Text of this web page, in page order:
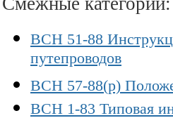
ВСН 51-88
путепроводов
ВСН 57-88(р)
ВСН 1-83 Типовая